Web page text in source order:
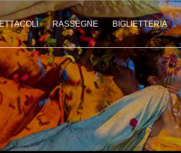
RASSEGNE BIGLIETTERIA